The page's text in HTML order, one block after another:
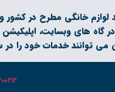
آرتان البرز با برند تجاری اینانلو
گاه های وبسایت،
می توانند خدمات خود را
۰۲۶-